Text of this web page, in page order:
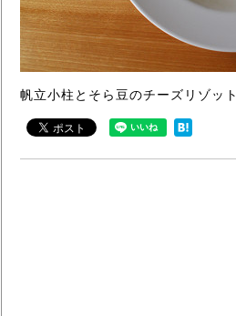
帆立小柱とそら豆のチーズリゾット